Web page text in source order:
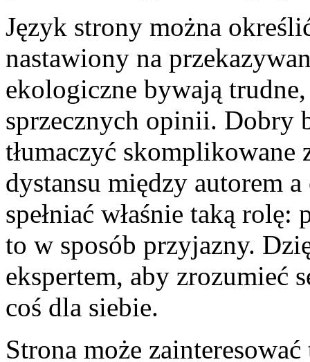
Język strony można
nastawiony na
ekologiczne bywają
sprzecznych opinii. Dobry
tłumaczyć skomplikowane
dystansu między autorem
spełniać właśnie taką
to w sposób przyjazny.
ekspertem, aby zrozumieć
coś dla siebie.
Strona może